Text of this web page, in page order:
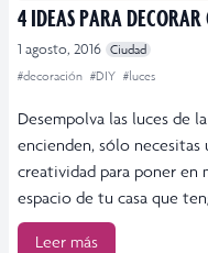
4 IDEAS PARA DECORAR
1 agosto, 2016 Ciudad
#decoración #DIY #luces
Desempolva las luces de
encienden, sólo necesitas
creatividad para poner en
espacio de tu casa que
Leer más